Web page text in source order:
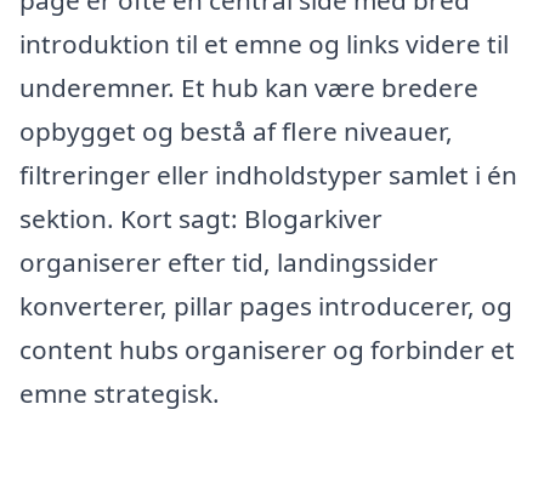
introduktion til et emne og links videre til
underemner. Et hub kan være bredere
opbygget og bestå af flere niveauer,
filtreringer eller indholdstyper samlet i én
sektion. Kort sagt: Blogarkiver
organiserer efter tid, landingssider
konverterer, pillar pages introducerer, og
content hubs organiserer og forbinder et
emne strategisk.